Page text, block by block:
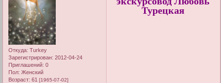
Откуда: Turkey
Зарегистрирован: 2012-04-24
Приглашений: 0
Пол: Женский
Возраст: 61 [1965-07-02]
Турецкая